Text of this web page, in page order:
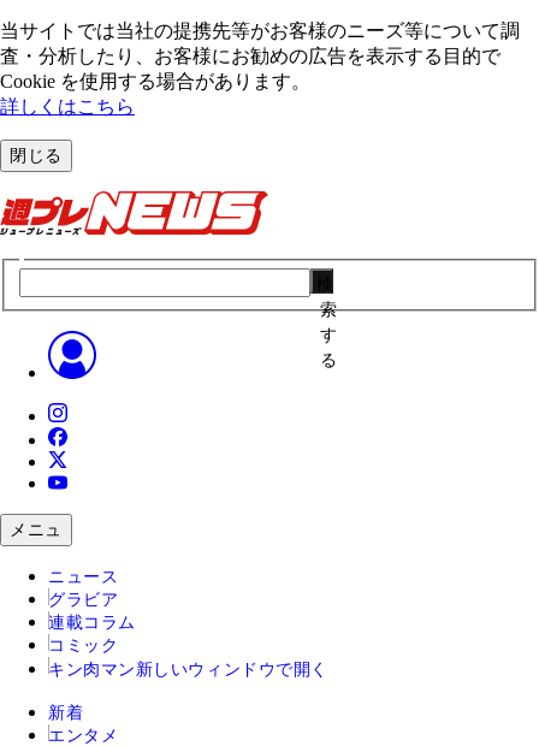
当サイトでは当社の提携先等がお客様のニーズ等について調
査・分析したり、お客様にお勧めの広告を表⽰する⽬的で
Cookie を使⽤する場合があります。
詳しくはこちら
閉じる
索
す
る
メニュ
ニュース
グラビア
連載コラム
コミック
キン肉マン 新しいウィンドウで開く
新着
エンタメ